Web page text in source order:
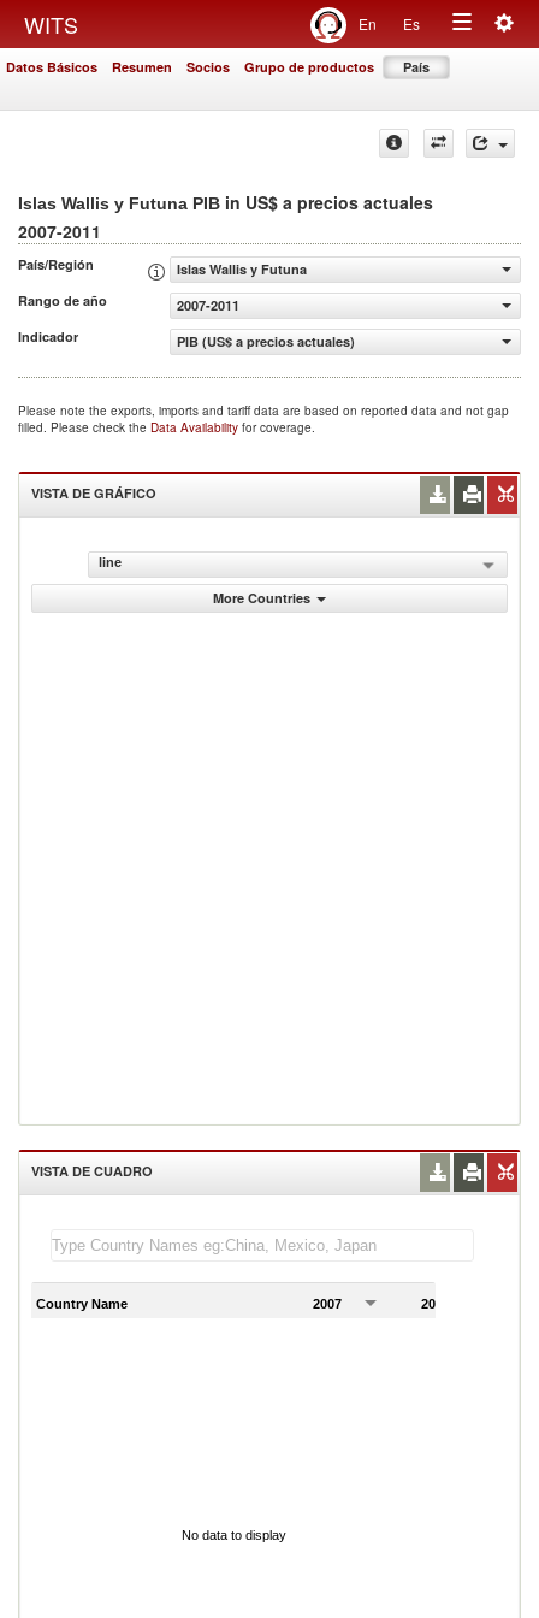
WITS En Es
Toggle
Datos Básicos Resumen Socios Grupo de productos País
Islas Wallis y Futuna PIB in US$ a precios actuales
2007-2011
País/Región
Islas Wallis y Futuna
Rango de año
2007-2011
Indicador
PIB (US$ a precios actuales)
Please note the exports, imports and tariff data are based on reported data and not gap
filled. Please check the Data Availability for coverage.
VISTA DE GRÁFICO
line
More Countries
VISTA DE CUADRO
Country Name 2007 2008
No data to display